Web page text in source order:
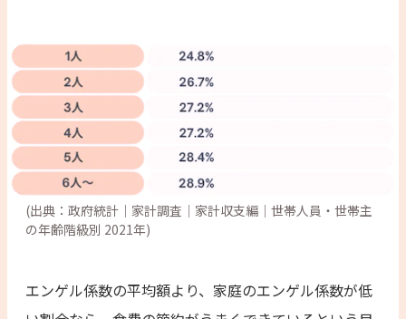
(出典：政府統計｜家計調査｜家計収支編｜世帯人員・世帯主
の年齢階級別 2021年)
エンゲル係数の平均額より、家庭のエンゲル係数が低